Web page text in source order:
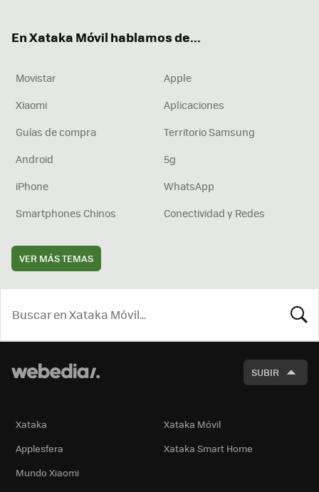
En Xataka Móvil hablamos de...
Movistar
Apple
Xiaomi
Aplicaciones
Guías de compra
Territorio Samsung
Android
5g
iPhone
WhatsApp
Smartphones Chinos
Conectividad y Redes
VER MÁS TEMAS
SUBIR
Xataka
Xataka Móvil
Applesfera
Xataka Smart Home
Mundo Xiaomi